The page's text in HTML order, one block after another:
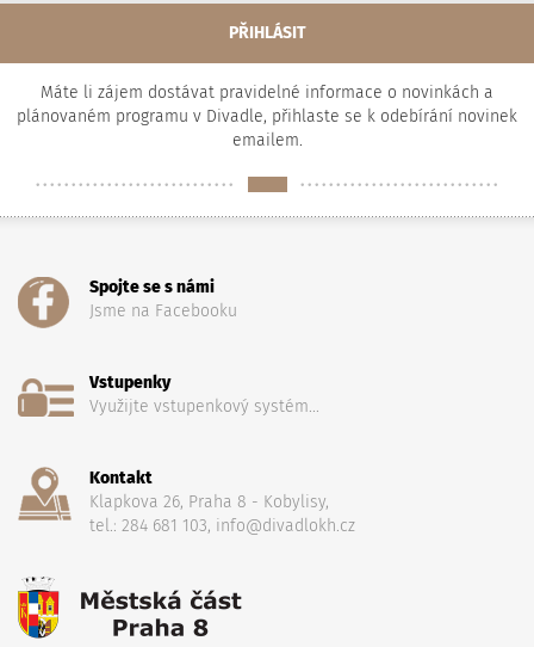
Máte li zájem dostávat pravidelné informace o novinkách a
plánovaném programu v Divadle, přihlaste se k odebírání novinek
emailem.
Spojte se s námi
Jsme na Facebooku
Vstupenky
Využijte vstupenkový systém...
Kontakt
Klapkova 26, Praha 8 - Kobylisy,
tel.: 284 681 103, info@divadlokh.cz